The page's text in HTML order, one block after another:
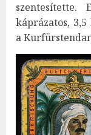
káprázatos,
a